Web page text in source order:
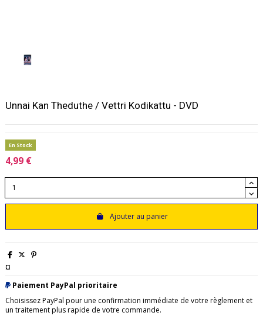
Unnai Kan Theduthe / Vettri Kodikattu - DVD
En Stock
4,99 €
Ajouter au panier
¤
Paiement PayPal prioritaire
Choisissez PayPal pour une confirmation immédiate de votre règlement et
un traitement plus rapide de votre commande.